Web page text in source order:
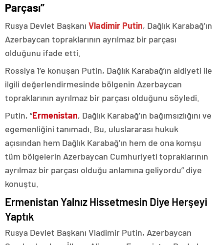
Parçası”
Rusya Devlet Başkanı Vladimir Putin, Dağlık Karabağ’ın
Azerbaycan topraklarının ayrılmaz bir parçası
olduğunu ifade etti.
Rossiya 1’e konuşan Putin, Dağlık Karabağ’ın aidiyeti ile
ilgili değerlendirmesinde bölgenin Azerbaycan
topraklarının ayrılmaz bir parçası olduğunu söyledi.
Putin, “Ermenistan, Dağlık Karabağ’ın bağımsızlığını ve
egemenliğini tanımadı. Bu, uluslararası hukuk
açısından hem Dağlık Karabağ’ın hem de ona komşu
tüm bölgelerin Azerbaycan Cumhuriyeti topraklarının
ayrılmaz bir parçası olduğu anlamına geliyordu” diye
konuştu.
Ermenistan Yalnız Hissetmesin Diye Herşeyi
Yaptık
Rusya Devlet Başkanı Vladimir Putin, Azerbaycan